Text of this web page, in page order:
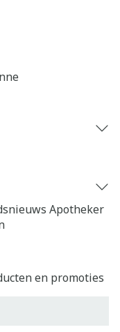
Apotheker
en promoties